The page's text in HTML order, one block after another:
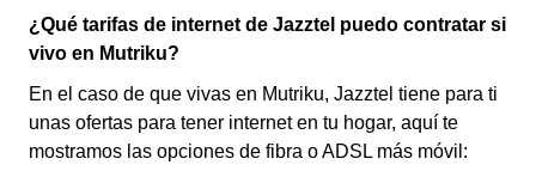
¿Qué tarifas de internet de Jazztel puedo contratar si
vivo en Mutriku?
En el caso de que vivas en Mutriku, Jazztel tiene para ti
unas ofertas para tener internet en tu hogar, aquí te
mostramos las opciones de fibra o ADSL más móvil: